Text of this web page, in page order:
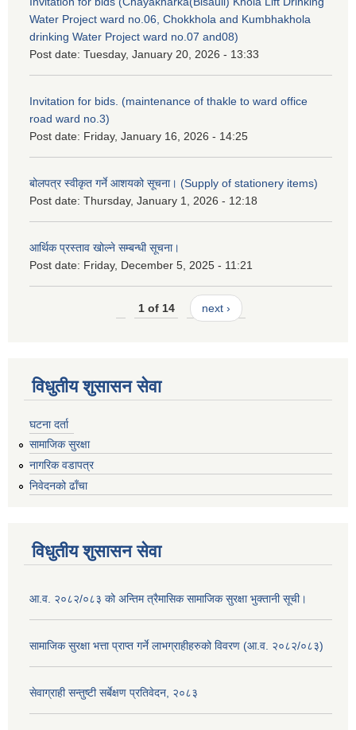
Water Project ward no.06, Chokkhola and Kumbhakhola
drinking Water Project ward no.07 and08)
Post date: Tuesday, January 20, 2026 - 13:33
Invitation for bids. (maintenance of thakle to ward office
road ward no.3)
Post date: Friday, January 16, 2026 - 14:25
बोलपत्र स्वीकृत गर्ने आशयको सूचना। (Supply of stationery items)
Post date: Thursday, January 1, 2026 - 12:18
आर्थिक प्रस्ताव खोल्ने सम्बन्धी सूचना।
Post date: Friday, December 5, 2025 - 11:21
1 of 14 next ›
विधुतीय शुसासन सेवा
घटना दर्ता
सामाजिक सुरक्षा
नागरिक वडापत्र
निवेदनको ढाँचा
विधुतीय शुसासन सेवा
आ.व. २०८२/०८३ को अन्तिम त्रैमासिक सामाजिक सुरक्षा भुक्तानी सूची।
सामाजिक सुरक्षा भत्ता प्राप्त गर्ने लाभग्राहीहरुको विवरण (आ.व. २०८२/०८३)
सेवाग्राही सन्तुष्टी सर्बेक्षण प्रतिवेदन, २०८३